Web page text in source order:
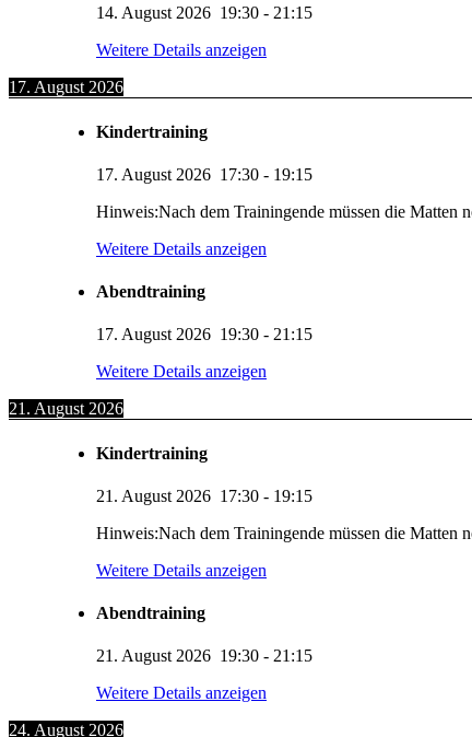
14. August 2026 19:30 - 21:15
Weitere Details anzeigen
17. August 2026
Kindertraining
17. August 2026 17:30 - 19:15
Hinweis:Nach dem Trainingende müssen die Matten
Weitere Details anzeigen
Abendtraining
17. August 2026 19:30 - 21:15
Weitere Details anzeigen
21. August 2026
Kindertraining
21. August 2026 17:30 - 19:15
Hinweis:Nach dem Trainingende müssen die Matten
Weitere Details anzeigen
Abendtraining
21. August 2026 19:30 - 21:15
Weitere Details anzeigen
24. August 2026